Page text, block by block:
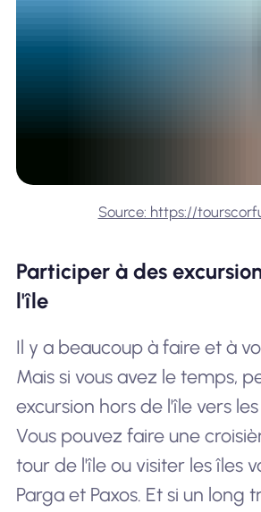
Source: https://
Participer à des
l'île
Il y a beaucoup à faire et à
Mais si vous avez le temps,
excursion hors de l'île vers les
Vous pouvez faire une
tour de l'île ou visiter les îles
Parga et Paxos. Et si un long